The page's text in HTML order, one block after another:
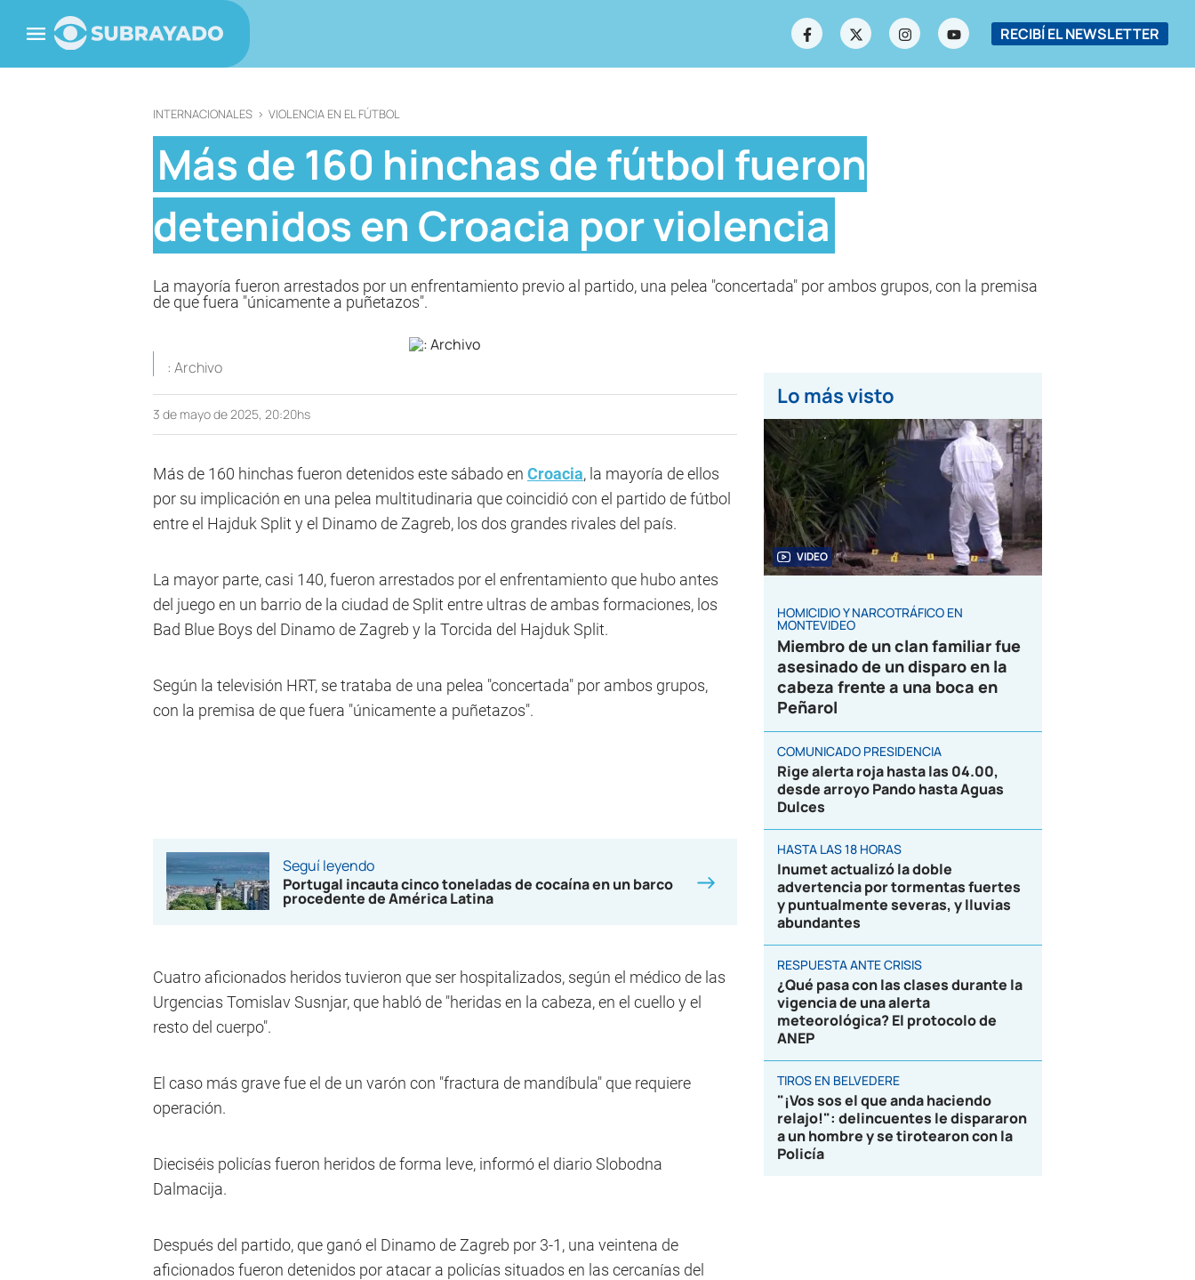
RECIBÍ EL NEWSLETTER
INTERNACIONALES > VIOLENCIA EN EL FÚTBOL
Más de 160 hinchas de fútbol fueron
detenidos en Croacia por violencia
La mayoría fueron arrestados por un enfrentamiento previo al partido, una pelea "concertada" por ambos grupos, con la premisa
de que fuera "únicamente a puñetazos".
: Archivo
3 de mayo de 2025, 20:20hs
Más de 160 hinchas fueron detenidos este sábado en Croacia, la mayoría de ellos
por su implicación en una pelea multitudinaria que coincidió con el partido de fútbol
entre el Hajduk Split y el Dinamo de Zagreb, los dos grandes rivales del país.
La mayor parte, casi 140, fueron arrestados por el enfrentamiento que hubo antes
del juego en un barrio de la ciudad de Split entre ultras de ambas formaciones, los
Bad Blue Boys del Dinamo de Zagreb y la Torcida del Hajduk Split.
Según la televisión HRT, se trataba de una pelea "concertada" por ambos grupos,
con la premisa de que fuera "únicamente a puñetazos".
Seguí leyendo
Portugal incauta cinco toneladas de cocaína en un barco
procedente de América Latina
Cuatro aficionados heridos tuvieron que ser hospitalizados, según el médico de las
Urgencias Tomislav Susnjar, que habló de "heridas en la cabeza, en el cuello y el
resto del cuerpo".
El caso más grave fue el de un varón con "fractura de mandíbula" que requiere
operación.
Dieciséis policías fueron heridos de forma leve, informó el diario Slobodna
Dalmacija.
Después del partido, que ganó el Dinamo de Zagreb por 3-1, una veintena de
aficionados fueron detenidos por atacar a policías situados en las cercanías del
Lo más visto
VIDEO
HOMICIDIO Y NARCOTRÁFICO EN
MONTEVIDEO
Miembro de un clan familiar fue
asesinado de un disparo en la
cabeza frente a una boca en
Peñarol
COMUNICADO PRESIDENCIA
Rige alerta roja hasta las 04.00,
desde arroyo Pando hasta Aguas
Dulces
HASTA LAS 18 HORAS
Inumet actualizó la doble
advertencia por tormentas fuertes
y puntualmente severas, y lluvias
abundantes
RESPUESTA ANTE CRISIS
¿Qué pasa con las clases durante la
vigencia de una alerta
meteorológica? El protocolo de
ANEP
TIROS EN BELVEDERE
"¡Vos sos el que anda haciendo
relajo!": delincuentes le dispararon
a un hombre y se tirotearon con la
Policía